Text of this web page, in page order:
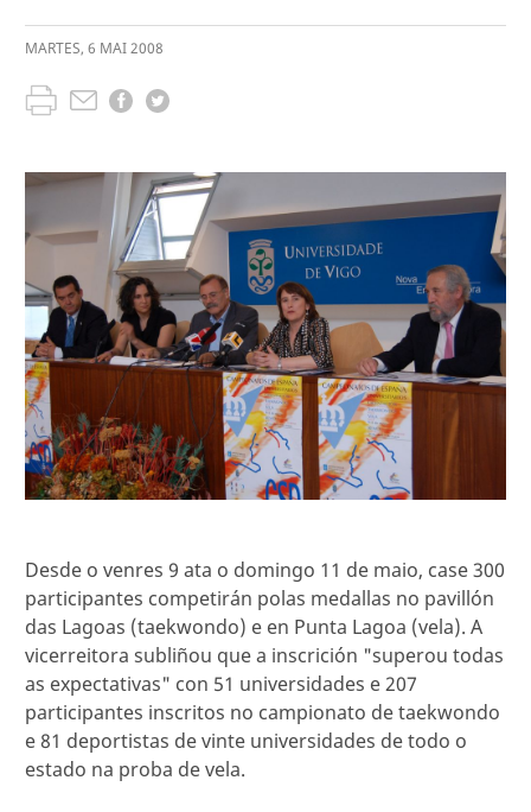
MARTES, 6 MAI2008
Desde o venres 9 ata o domingo 11 de maio, case 300
participantes competirán polas medallas no pavillón
das Lagoas (taekwondo) e en Punta Lagoa (vela). A
vicerreitora subliñou que a inscrición "superou todas
as expectativas" con 51 universidades e 207
participantes inscritos no campionato de taekwondo
e 81 deportistas de vinte universidades de todo o
estado na proba de vela.